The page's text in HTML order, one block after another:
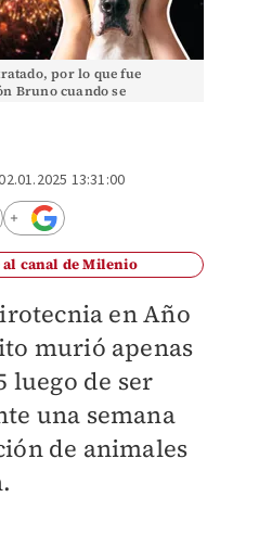
por lo que fue
Bruno cuando se
13:31:00
al canal de Milenio
en Año
murió apenas
luego de ser
una semana
de animales